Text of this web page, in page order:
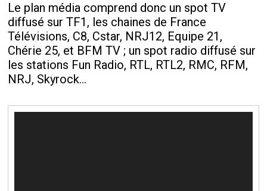
Le plan média comprend donc un spot TV
diffusé sur TF1, les chaines de France
Télévisions, C8, Cstar, NRJ12, Equipe 21,
Chérie 25, et BFM TV ; un spot radio diffusé sur
les stations Fun Radio, RTL, RTL2, RMC, RFM,
NRJ, Skyrock…